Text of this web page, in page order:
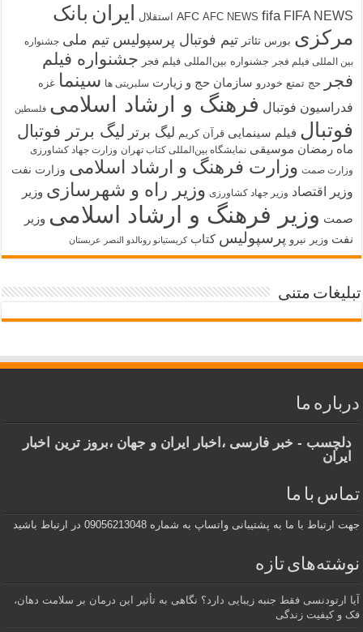
AFC AFC NEWS fifa FIFA NEWS استقلال ایران بانک
مرکزی بورس تئاتر تیم فوتبال پرسپولیس تیم ملی جشنواره
بین المللی فیلم فجر جشنواره بین‌المللی فیلم فجر جشنواره فیلم
فجر
حج تمتع خودرو سازمان حج و زیارت سلبریتی ها سینما غزه
فدراسیون فوتبال فرهنگ و ارشاد اسلامی فلسطین
فوتبال فیلم سینمایی قرآن کریم لیگ برتر لیگ برتر فوتبال
ماه رمضان موسیقی نمایشگاه بین‌المللی کتاب تهران وزارت جهاد کشاورزی
وزارت صمت وزارت فرهنگ و ارشاد اسلامی وزارت نفت
وزیر اقتصاد وزیر جهاد کشاورزی وزیر راه و شهرسازی وزیر
صمت وزیر فرهنگ و ارشاد اسلامی وزیر
نفت وزیر نیرو پرسپولیس کتاب کریستیانو رونالدو النصر عربستان
تبلیغات متنی
درباره ما
دلچسب - خبر فارسی ،اخبار ایران و جهان ،بروز ترین اخبار
ایران
تماس با ما
جهت ارتباط با ما به پشتیبانی واتساپ به شماره 09056213048 در ارتباط باشید
نوشته‌های تازه
آیا ارتودنسی فقط جنبه زیبایی دارد؟ نگاهی به تأثیر این درمان بر سلامت دهان،
فک و کیفیت زندگی